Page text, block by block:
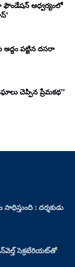
ఫౌండేషన్ ఆధ్వర్యంలో
పట్టిన దసరా
చెప్పిన ప్రేమకథ”
: దర్శకుడు
సెక్రటేరియట్‌తో